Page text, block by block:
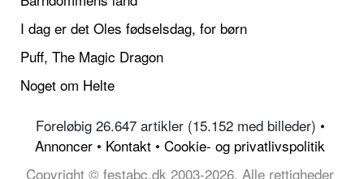
I dag er det Oles fødselsdag, for børn
Puff, The Magic Dragon
Noget om Helte
Foreløbig 26.647 artikler (15.152 med billeder) •
Annoncer • Kontakt • Cookie- og privatlivspolitik
Copyright © festabc.dk 2003-2026, Alle rettigheder